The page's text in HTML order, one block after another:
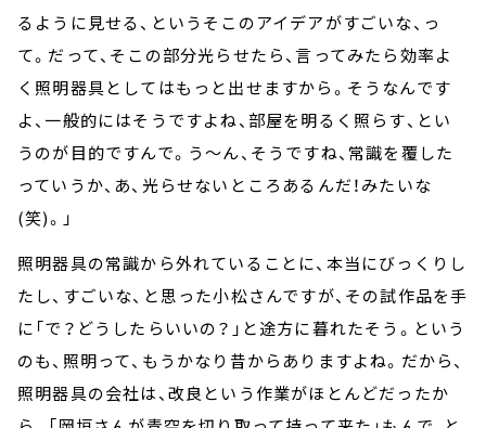
るように見せる、というそこのアイデアがすごいな、っ
て。だって、そこの部分光らせたら、言ってみたら効率よ
く照明器具としてはもっと出せますから。そうなんです
よ、一般的にはそうですよね、部屋を明るく照らす、とい
うのが目的ですんで。う～ん、そうですね、常識を覆した
っていうか、あ、光らせないところあるんだ！みたいな
(笑)。」
照明器具の常識から外れていることに、本当にびっくりし
たし、すごいな、と思った小松さんですが、その試作品を手
に「で？どうしたらいいの？」と途方に暮れたそう。という
のも、照明って、もうかなり昔からありますよね。だから、
照明器具の会社は、改良という作業がほとんどだったか